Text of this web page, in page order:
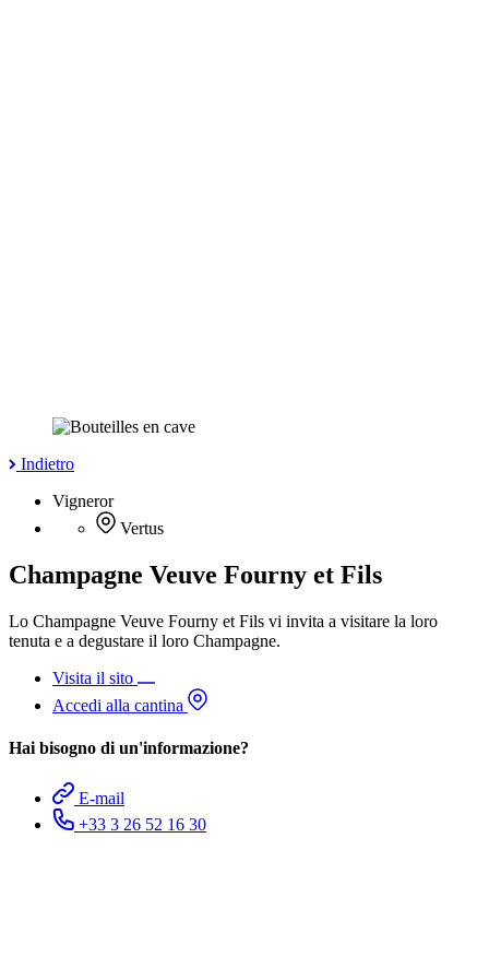
Indietro
Vigneror
Vertus
Champagne Veuve Fourny et Fils
Lo Champagne Veuve Fourny et Fils vi invita a visitare la loro
tenuta e a degustare il loro Champagne.
Visita il sito
Accedi alla cantina
Hai bisogno di un'informazione?
E-mail
+33 3 26 52 16 30